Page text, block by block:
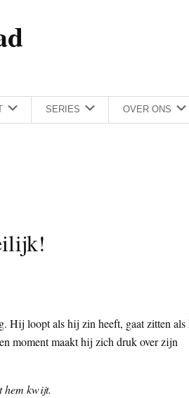
SERIES OVER ONS
Hij loopt als hij zin heeft, gaat zitten
moment maakt hij zich druk over zijn
hem kwijt.